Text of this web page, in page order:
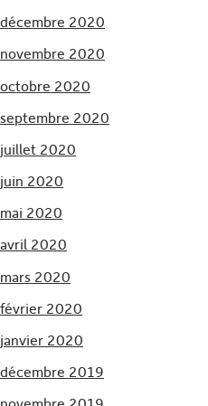
décembre 2020
novembre 2020
octobre 2020
septembre 2020
juillet 2020
juin 2020
mai 2020
avril 2020
mars 2020
février 2020
janvier 2020
décembre 2019